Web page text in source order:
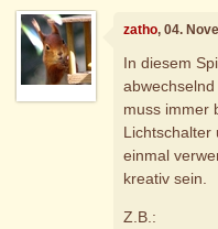
zatho, 04.
In diesem
muss immer
Lichtschalter
einmal
kreativ sein.
Z.B.: